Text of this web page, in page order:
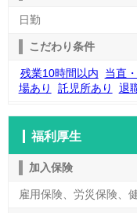
日勤
こだわり条件
残業10時間以内 当直
場あり
託児所あり 退
福利厚生
加入保険
雇用保険、労災保険、